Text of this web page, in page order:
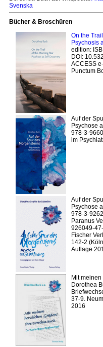
Svenska
Bücher & Broschüren
On the
Psychosis
edition:
DOI:
ACCESS
Punctum
Auf der
Psychose
978-3-
im
Auf der
Psychose
978-3-
Paranus
926049-
Fischer
142-2
Auflage
Mit
Dorothea
37-9.
2016